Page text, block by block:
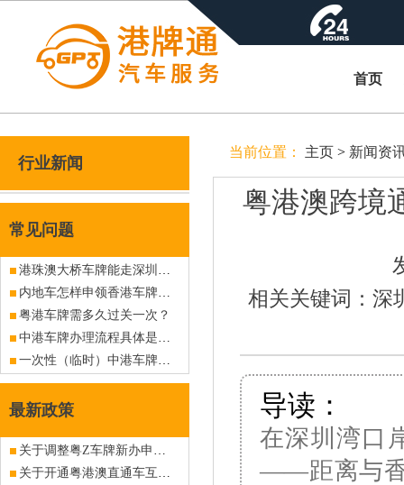
首页
行业新闻
常见问题
港珠澳大桥车牌能走深圳湾皇岗吗？
内地车怎样申领香港车牌？大陆车如何上香港牌照？
粤港车牌需多久过关一次？
中港车牌办理流程具体是什么？
一次性（临时）中港车牌指标怎么办理？
最新政策
关于调整粤Z车牌新办申请资料（港澳入境私人小汽车）的公告
关于开通粤港澳直通车互联网网上延期业务的公告
当前位置： 主页 > 新闻资
粤港澳跨境
相关关键词：深
导读：
在深圳湾口
——距离与香